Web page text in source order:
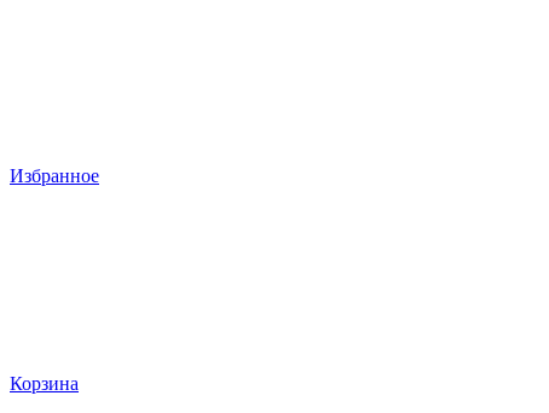
Избранное
Корзина